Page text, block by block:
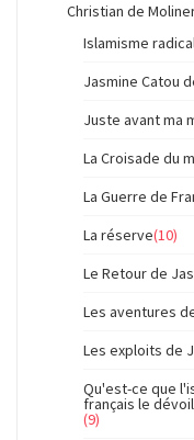
Christian de
Islamisme
Jasmine Catou
Juste avant ma
La Croisade du
La Guerre de
La réserve(10)
Le Retour de
Les aventures
Les exploits de
Qu'est-ce que
français le
(9)